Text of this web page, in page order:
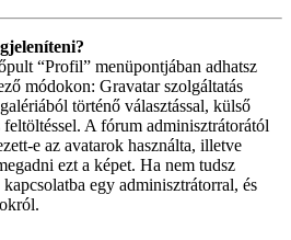
“Profil” menüpontjában adhatsz
módokon: Gravatar szolgáltatás
történő választással, külső
A fórum adminisztrátorától
e az avatarok használta, illetve
ezt a képet. Ha nem tudsz
egy adminisztrátorral, és